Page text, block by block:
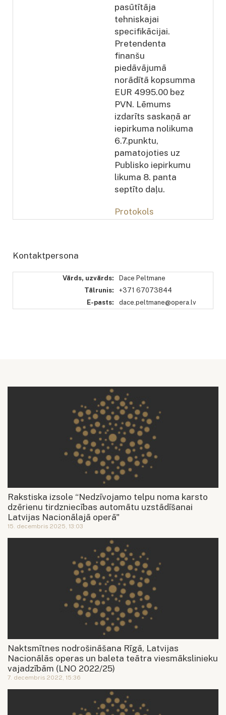
pasūtītāja
tehniskajai
specifikācijai.
Pretendenta
finanšu
piedāvājumā
norādītā kopsumma
EUR 4995.00 bez
PVN. Lēmums
izdarīts saskaņā ar
iepirkuma nolikuma
6.7.punktu,
pamatojoties uz
Publisko iepirkumu
likuma 8. panta
septīto daļu.
Protokols
Kontaktpersona
Vārds, uzvārds:
Dace Peltmane
Tālrunis:
+371 67073844
E-pasts:
dace.peltmane@opera.lv
Rakstiska izsole “Nedzīvojamo telpu noma karsto
dzērienu tirdzniecības automātu uzstādīšanai
Latvijas Nacionālajā operā"
15. decembris 2025, 13:03
Naktsmītnes nodrošināšana Rīgā, Latvijas
Nacionālās operas un baleta teātra viesmākslinieku
vajadzībām (LNO 2022/25)
7. decembris 2022, 15:36